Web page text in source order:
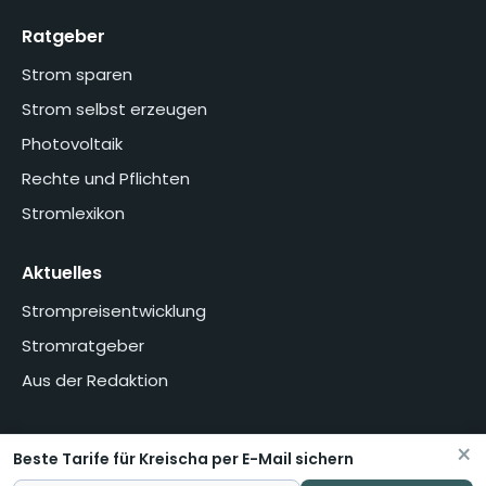
Ratgeber
Strom sparen
Strom selbst erzeugen
Photovoltaik
Rechte und Pflichten
Stromlexikon
Aktuelles
Strompreisentwicklung
Stromratgeber
Aus der Redaktion
HomeÜber unsMethodikPresseDatenschutzerklärung
×
Beste Tarife für Kreischa per E-Mail sichern